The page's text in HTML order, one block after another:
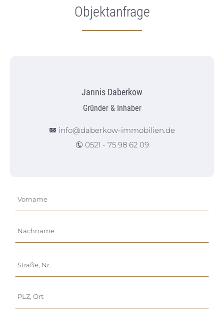
Objektanfrage
Jannis Daberkow
Gründer & Inhaber
info@daberkow-immobilien.de
0521 - 75 98 62 09